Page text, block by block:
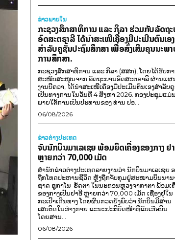
ຂ່າວພາຍ​ໃນ
ກະຊວງສຶກສາທິການ ແລະ ກິລາ ຮ່ວມກັບລັດຖະ
ອົດສະຕຣາລີ ໄດ້ນຳສະເໜີເຄື່ອງມືປະເມີນຕົນເອງ
ສຳລັບຄູຊັ້ນປະຖົມສຶກສາ ເພື່ອສົ່ງເສີມຄຸນນະພ
ການສຶກສາ.
ກະຊວງສຶກສາທິການ ແລະ ກິລາ (ສສກ), ໂດຍໄດ້ຮັບກ
ສະໜັບສະໜູນຈາກ ລັດຖະບານອົດສະຕຣາລີ ຜ່ານແຜ
ງານບີຄວາ, ໄດ້ນຳສະເໜີເຄື່ອງມືປະເມີນຕົນເອງສຳລັບ
ເປັນທາງການໃນວັນທີ 4 ສິງຫາ 2026. ກອງປະຊຸມແມ່ນ
ພາຍໃຕ້ການເປັນປະທານຂອງ ທ່ານ ປອ...
06/08/2026
ຂ່າວຕ່າງປະເທດ
ຈັບນັກບິນມາເລເຊຍ ພ້ອມຍຶດເຄື່ອງຂອງກາງ ຢ
ຫຼາຍກວ່າ 70,000 ເມັດ
ສຳນັກຂ່າວຕ່າງປະເທດລາຍງານວ່າ ນັກບິນມາເລເຊຍ
ຖືກໂທດປະຫານຊີວິດ ຫຼັງຖືກຈັບກຸມຢູ່ສະໜາມບິນນານ
ຊາດ ຊູກາໂນ-ຮັດຕາ ໃນນະຄອນຫຼວງຈາກາຕາ ພ້ອມເ
ຂອງກາງເປັນຢາອີ ຫຼາຍກວ່າ 70,000 ເມັດ ເຊື່ອງຢູ່ໃນ
ກະເປົາເດີນທາງ ໂດຍຜົນກວດຍັງພົບວ່າ ນັກບິນມີສານ
ເສບຕິດໃນຮ່າງກາຍ ຂະນະປະຕິບັດໜ້າທີ່ຂັບເຮືອບິນ
ໂດຍສານ...
06/08/2026